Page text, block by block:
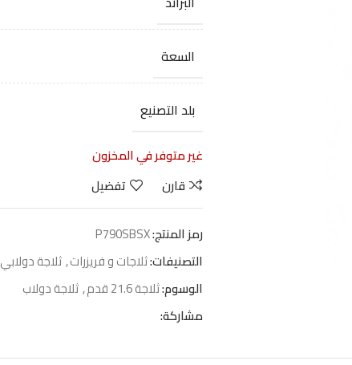
السعة
بلد التصنيع
غير متوفر في المخزون
قارن
تفضيل
رمز المنتج:P790SBSX
التصنيفات:ثلاجات و فريزرات,ثلاجة دولابي
الوسوم:ثلاجة 21.6 قدم ,ثلاجة دولاب
مشاركة: